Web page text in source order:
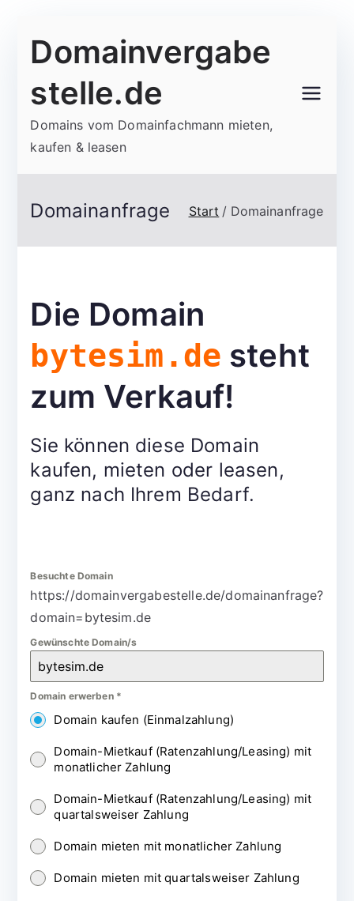
Inhalt
Domainvergabe
stelle.de
Domains vom Domainfachmann mieten,
kaufen & leasen
Domainanfrage Start Domainanfrage
Die Domain
bytesim.de steht
zum Verkauf!
Sie können diese Domain
kaufen, mieten oder leasen,
ganz nach Ihrem Bedarf.
Besuchte Domain
https://domainvergabestelle.de/domainanfrage?
domain=bytesim.de
Gewünschte Domain/s
Domain erwerben *
Domain kaufen (Einmalzahlung)
Domain-Mietkauf (Ratenzahlung/Leasing) mit
monatlicher Zahlung
Domain-Mietkauf (Ratenzahlung/Leasing) mit
quartalsweiser Zahlung
Domain mieten mit monatlicher Zahlung
Domain mieten mit quartalsweiser Zahlung